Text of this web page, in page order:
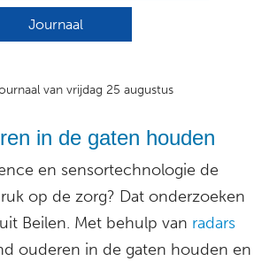
Journaal
van vrijdag 25 augustus
in de gaten houden
en sensortechnologie de
op de zorg? Dat onderzoeken
Beilen. Met behulp van radars
ouderen in de gaten houden en